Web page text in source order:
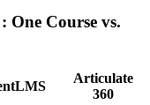
One Course vs.
Articulate
360